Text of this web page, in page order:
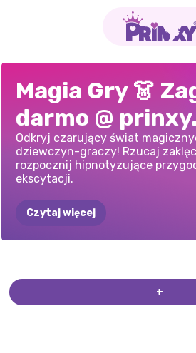
DZIEWCZYNA
W
STYLU
SECESYJNYM
MAGICZNE
OPOWIEŚCI
WIOSNA
Magia Gry 👗
darmo @
Odkryj czarujący świat
dziewczyn-graczy! Rzucaj
rozpocznij hipnotyzujące
ekscytacji.
Czytaj więcej
+